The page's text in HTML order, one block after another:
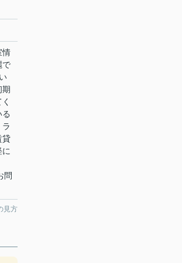
情
で
期
貸
問
見方